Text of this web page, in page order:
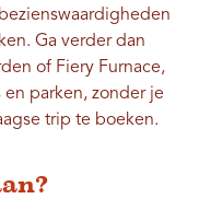
Ga verder dan
of Fiery Furnace,
parken, zonder je
trip te boeken.